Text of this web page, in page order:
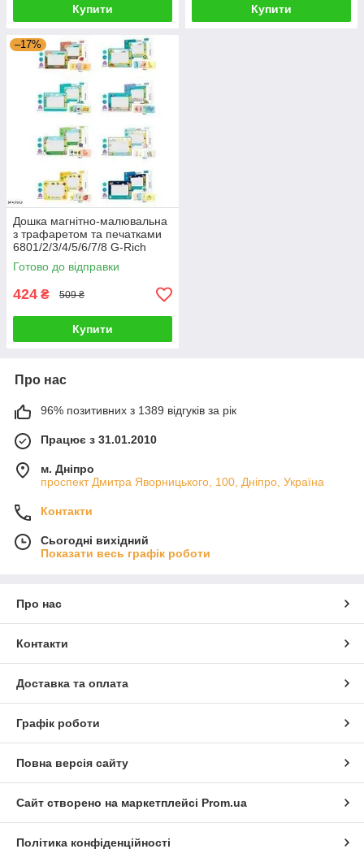
Купити Купити
–17%
Дошка магнітно-малювальна
з трафаретом та печатками
6801/2/3/4/5/6/7/8 G-Rich
Готово до відправки
424 ₴ 509 ₴
Купити
Про нас
96% позитивних з 1389 відгуків за рік
Працює з 31.01.2010
м. Дніпро
проспект Дмитра Яворницького, 100, Дніпро, Україна
Контакти
Сьогодні вихідний
Показати весь графік роботи
Про нас
Контакти
Доставка та оплата
Графік роботи
Повна версія сайту
Сайт створено на маркетплейсі Prom.ua
Політика конфіденційності